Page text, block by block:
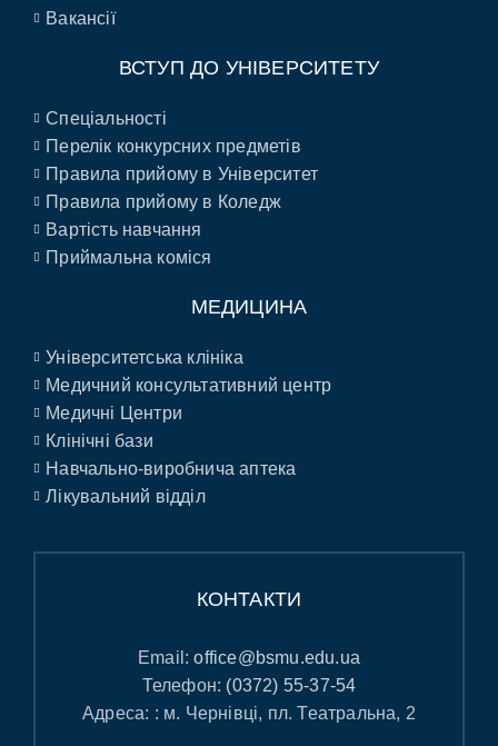
Вакансії
ВСТУП ДО УНІВЕРСИТЕТУ
Спеціальності
Перелік конкурсних предметів
Правила прийому в Університет
Правила прийому в Коледж
Вартість навчання
Приймальна коміся
МЕДИЦИНА
Університетська клініка
Медичний консультативний центр
Медичні Центри
Клінічні бази
Навчально-виробнича аптека
Лікувальний відділ
КОНТАКТИ
Email:office@bsmu.edu.ua
Телефон: (0372) 55-37-54
Адреса: : м. Чернівці, пл. Театральна, 2